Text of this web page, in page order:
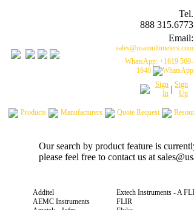
Tel.
888 315.6773
Email:
sales@usamultimeters.com
WhatsApp: +1619 569-
1640
Sign
In | Sign
Up
Products Manufacturers Quote Request
Our search by product feature is
please feel free to contact us at
Additel
AEMC Instruments
Extech Instruments - A
FLIR